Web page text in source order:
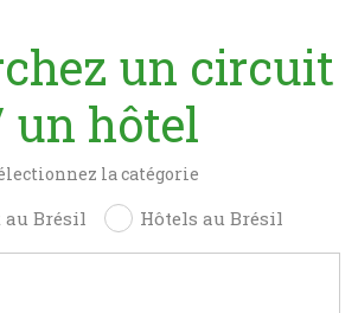
un circuit
un hôtel
la catégorie
Brésil Hôtels au Brésil